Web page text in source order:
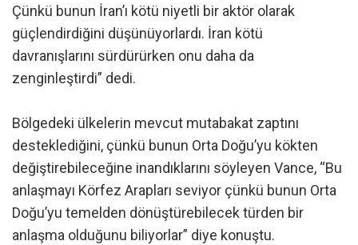
Çünkü bunun İran’ı kötü niyetli bir aktör olarak
güçlendirdiğini düşünüyorlardı. İran kötü
davranışlarını sürdürürken onu daha da
zenginleştirdi” dedi.
Bölgedeki ülkelerin mevcut mutabakat zaptını
desteklediğini, çünkü bunun Orta Doğu’yu kökten
değiştirebileceğine inandıklarını söyleyen Vance, “Bu
anlaşmayı Körfez Arapları seviyor çünkü bunun Orta
Doğu’yu temelden dönüştürebilecek türden bir
anlaşma olduğunu biliyorlar” diye konuştu.